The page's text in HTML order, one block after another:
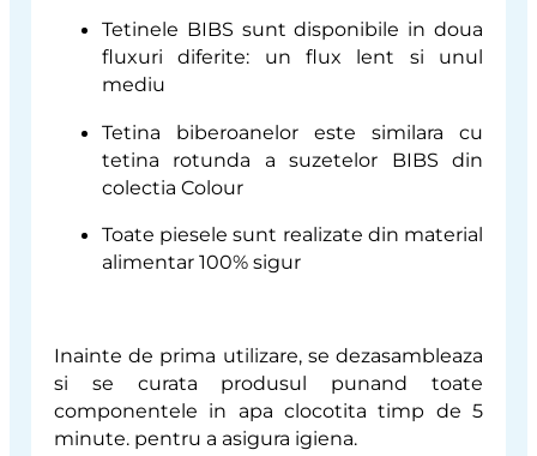
Tetinele BIBS sunt disponibile in doua
fluxuri diferite: un flux lent si unul
mediu
Tetina biberoanelor este similara cu
tetina rotunda a suzetelor BIBS din
colectia Colour
Toate piesele sunt realizate din material
alimentar 100% sigur
Inainte de prima utilizare, se dezasambleaza
si se curata produsul punand toate
componentele in apa clocotita timp de 5
minute. pentru a asigura igiena.